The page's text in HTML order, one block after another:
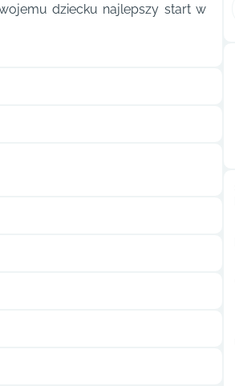
dziecku najlepszy start w